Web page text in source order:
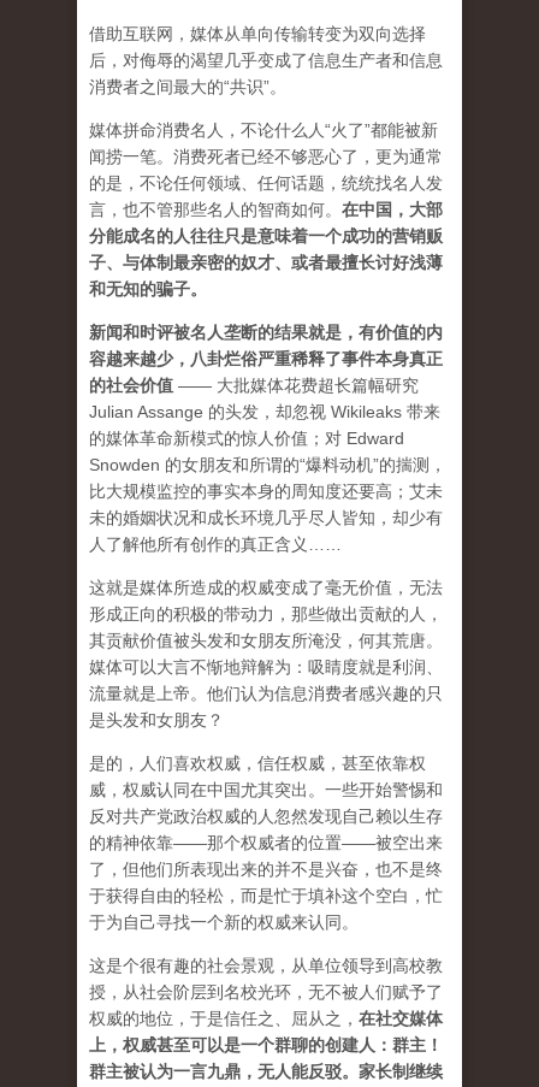
借助互联网，媒体从单向传输转变为双向选择
后，对侮辱的渴望几乎变成了信息生产者和信息
消费者之间最大的“共识”。
媒体拼命消费名人，不论什么人“火了”都能被新
闻捞一笔。消费死者已经不够恶心了，更为通常
的是，不论任何领域、任何话题，统统找名人发
言，也不管那些名人的智商如何。 在中国，大部
分能成名的人往往只是意味着一个成功的营销贩
子、与体制最亲密的奴才、或者最擅长讨好浅薄
和无知的骗子。
新闻和时评被名人垄断的结果就是，有价值的内
容越来越少，八卦烂俗严重稀释了事件本身真正
的社会价值 —— 大批媒体花费超长篇幅研究
Julian Assange 的头发，却忽视 Wikileaks 带来
的媒体革命新模式的惊人价值；对 Edward
Snowden 的女朋友和所谓的“爆料动机”的揣测，
比大规模监控的事实本身的周知度还要高；艾未
未的婚姻状况和成长环境几乎尽人皆知，却少有
人了解他所有创作的真正含义……
这就是媒体所造成的权威变成了毫无价值，无法
形成正向的积极的带动力，那些做出贡献的人，
其贡献价值被头发和女朋友所淹没，何其荒唐。
媒体可以大言不惭地辩解为：吸睛度就是利润、
流量就是上帝。他们认为信息消费者感兴趣的只
是头发和女朋友？
是的，人们喜欢权威，信任权威，甚至依靠权
威，权威认同在中国尤其突出。一些开始警惕和
反对共产党政治权威的人忽然发现自己赖以生存
的精神依靠——那个权威者的位置——被空出来
了，但他们所表现出来的并不是兴奋，也不是终
于获得自由的轻松，而是忙于填补这个空白，忙
于为自己寻找一个新的权威来认同。
这是个很有趣的社会景观，从单位领导到高校教
授，从社会阶层到名校光环，无不被人们赋予了
权威的地位，于是信任之、屈从之， 在社交媒体
上，权威甚至可以是一个群聊的创建人：群主！
群主被认为一言九鼎，无人能反驳。家长制继续